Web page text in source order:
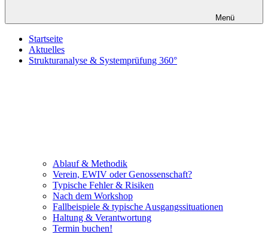
Menü
Startseite
Aktuelles
Strukturanalyse & Systemprüfung 360°
Ablauf & Methodik
Verein, EWIV oder Genossenschaft?
Typische Fehler & Risiken
Nach dem Workshop
Fallbeispiele & typische Ausgangssituationen
Haltung & Verantwortung
Termin buchen!